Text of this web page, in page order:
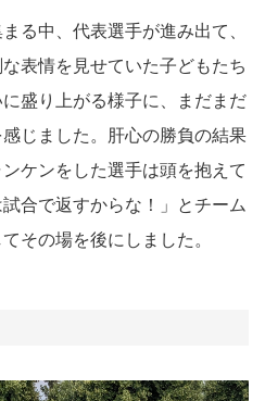
る中、代表選手が進み出て、
表情を見せていた子どもたち
盛り上がる様子に、まだまだ
じました。肝心の勝負の結果
ケンをした選手は頭を抱えて
合で返すからな！」とチーム
その場を後にしました。